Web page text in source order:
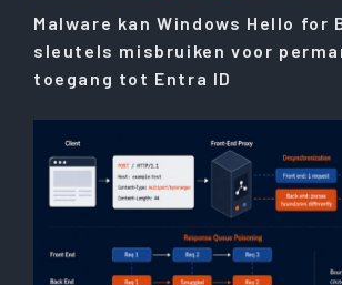
Malware kan Windows Hello for
sleutels misbruiken voor
toegang tot Entra ID